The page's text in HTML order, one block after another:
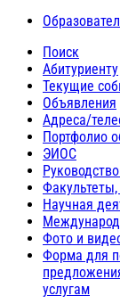
Поиск
Абитуриенту
Текущие
Объявления
Адреса/
Портфолио
ЭИОС
Научная
Фото и
Форма для
услугам